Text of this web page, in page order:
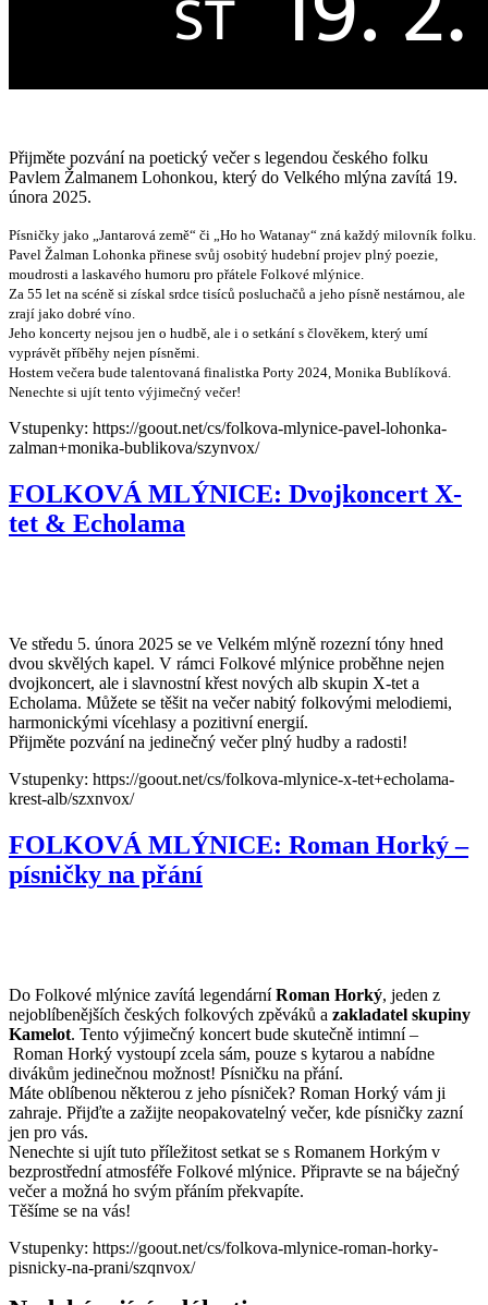
Přijměte pozvání na poetický večer s legendou českého folku
Pavlem Žalmanem Lohonkou, který do Velkého mlýna zavítá 19.
února 2025.
Písničky jako „Jantarová země“ či „Ho ho Watanay“ zná každý milovník folku.
Pavel Žalman Lohonka přinese svůj osobitý hudební projev plný poezie,
moudrosti a laskavého humoru pro přátele Folkové mlýnice.
Za 55 let na scéně si získal srdce tisíců posluchačů a jeho písně nestárnou, ale
zrají jako dobré víno.
Jeho koncerty nejsou jen o hudbě, ale i o setkání s člověkem, který umí
vyprávět příběhy nejen písněmi.
Hostem večera bude talentovaná finalistka Porty 2024, Monika Bublíková.
Nenechte si ujít tento výjimečný večer!
Vstupenky: https://goout.net/cs/folkova-mlynice-pavel-lohonka-
zalman+monika-bublikova/szynvox/
FOLKOVÁ MLÝNICE: Dvojkoncert X-
tet & Echolama
Ve středu 5. února 2025 se ve Velkém mlýně rozezní tóny hned
dvou skvělých kapel. V rámci Folkové mlýnice proběhne nejen
dvojkoncert, ale i slavnostní křest nových alb skupin X-tet a
Echolama. Můžete se těšit na večer nabitý folkovými melodiemi,
harmonickými vícehlasy a pozitivní energií.
Přijměte pozvání na jedinečný večer plný hudby a radosti!
Vstupenky: https://goout.net/cs/folkova-mlynice-x-tet+echolama-
krest-alb/szxnvox/
FOLKOVÁ MLÝNICE: Roman Horký –
písničky na přání
Do Folkové mlýnice zavítá legendárníRoman Horký, jeden z
nejoblíbenějších českých folkových zpěváků a zakladatel skupiny
Kamelot. Tento výjimečný koncert bude skutečně intimní –
Roman Horký vystoupí zcela sám, pouze s kytarou a nabídne
divákům jedinečnou možnost! Písničku na přání.
Máte oblíbenou některou z jeho písniček? Roman Horký vám ji
zahraje. Přijďte a zažijte neopakovatelný večer, kde písničky zazní
jen pro vás.
Nenechte si ujít tuto příležitost setkat se s Romanem Horkým v
bezprostřední atmosféře Folkové mlýnice. Připravte se na báječný
večer a možná ho svým přáním překvapíte.
Těšíme se na vás!
Vstupenky: https://goout.net/cs/folkova-mlynice-roman-horky-
pisnicky-na-prani/szqnvox/